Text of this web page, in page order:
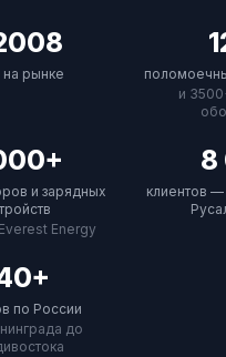
на рынке
и
и зарядных
Energy
8
клиентов
по России
до